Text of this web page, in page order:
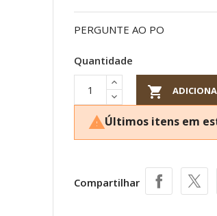
PERGUNTE AO PO
Quantidade

Últimos itens em
Compartilhar